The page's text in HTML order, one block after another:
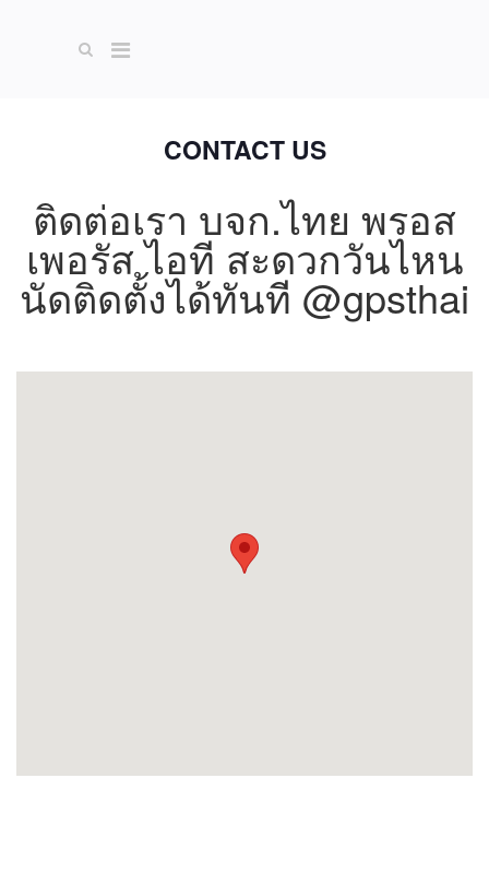
CONTACT US
ติดต่อเรา บจก.ไทย พรอส
เพอรัส ไอที สะดวกวันไหน
นัดติดตั้งได้ทันที @gpsthai